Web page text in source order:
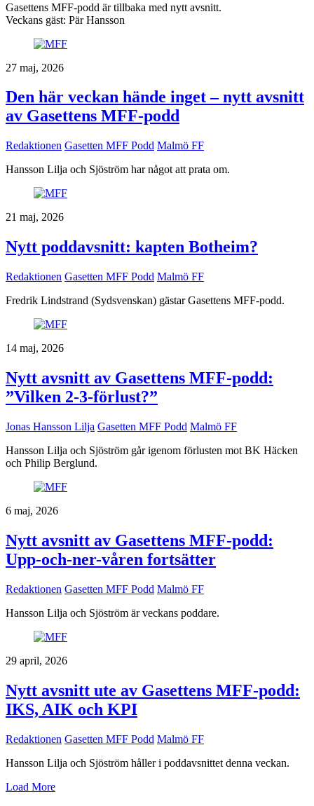
Gasettens MFF-podd är tillbaka med nytt avsnitt.
Veckans gäst: Pär Hansson
27 maj, 2026
Den här veckan hände inget – nytt avsnitt
av Gasettens MFF-podd
Redaktionen Gasetten MFF Podd Malmö FF
Hansson Lilja och Sjöström har något att prata om.
21 maj, 2026
Nytt poddavsnitt: kapten Botheim?
Redaktionen Gasetten MFF Podd Malmö FF
Fredrik Lindstrand (Sydsvenskan) gästar Gasettens MFF-podd.
14 maj, 2026
Nytt avsnitt av Gasettens MFF-podd:
”Vilken 2-3-förlust?”
Jonas Hansson Lilja Gasetten MFF Podd Malmö FF
Hansson Lilja och Sjöström går igenom förlusten mot BK Häcken
och Philip Berglund.
6 maj, 2026
Nytt avsnitt av Gasettens MFF-podd:
Upp-och-ner-våren fortsätter
Redaktionen Gasetten MFF Podd Malmö FF
Hansson Lilja och Sjöström är veckans poddare.
29 april, 2026
Nytt avsnitt ute av Gasettens MFF-podd:
IKS, AIK och KPI
Redaktionen Gasetten MFF Podd Malmö FF
Hansson Lilja och Sjöström håller i poddavsnittet denna veckan.
Load More